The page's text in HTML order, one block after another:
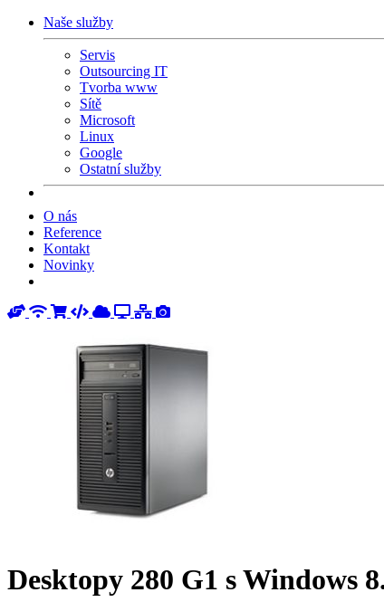
Naše služby
Servis
Outsourcing IT
Tvorba www
Sítě
Microsoft
Linux
Google
Ostatní služby
O nás
Reference
Kontakt
Novinky
Desktopy 280 G1 s Windows